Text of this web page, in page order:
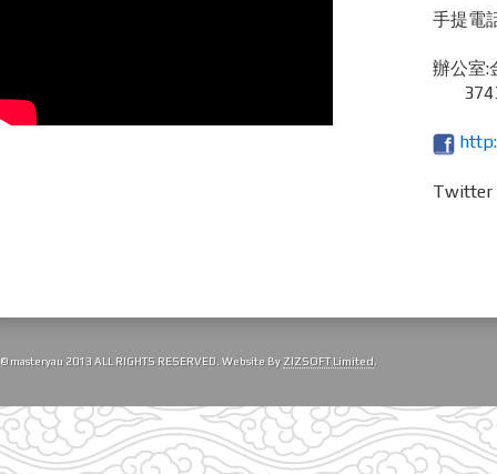
手提電
辦公室:
© masteryau 2013 ALL RIGHTS RESERVED. Website By ZIZSOFT Limited